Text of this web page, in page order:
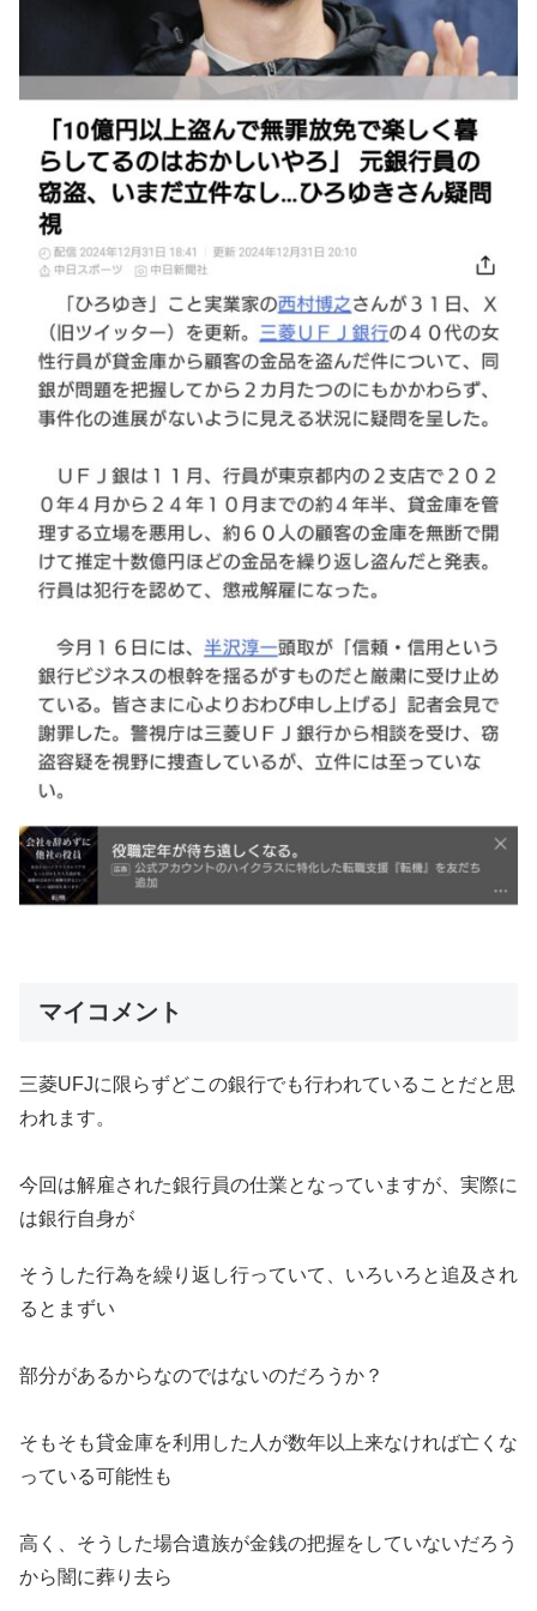
マイコメント
三菱UFJに限らずどこの銀行でも行われていることだと思
われます。
今回は解雇された銀行員の仕業となっていますが、実際に
は銀行自身が
そうした行為を繰り返し行っていて、いろいろと追及され
るとまずい
部分があるからなのではないのだろうか？
そもそも貸金庫を利用した人が数年以上来なければ亡くな
っている可能性も
高く、そうした場合遺族が金銭の把握をしていないだろう
から闇に葬り去ら